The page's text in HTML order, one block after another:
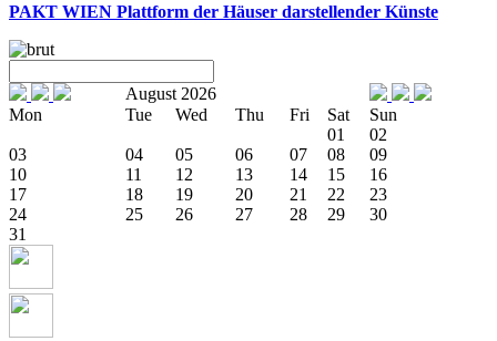
PAKT WIEN Plattform der Häuser darstellender Künste
August 2026
Mon
Tue Wed Thu Fri Sat
Sun
01
02
03
04 05 06 07 08
09
10
11 12 13 14 15
16
17
18 19 20 21 22
23
24
25 26 27 28 29
30
31